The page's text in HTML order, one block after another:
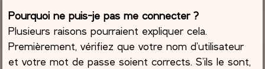
Pourquoi ne puis-je pas me connecter ?
Plusieurs raisons pourraient expliquer cela.
Premièrement, vérifiez que votre nom d’utilisateur
et votre mot de passe soient corrects. S’ils le sont,